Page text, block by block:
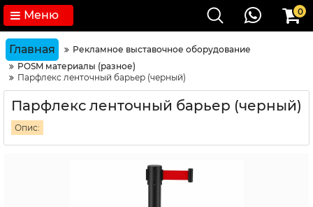
Меню 0
Главная
Рекламное выставочное оборудование
POSM материалы (разное)
Парфлекс ленточный барьер (черный)
Парфлекс ленточный барьер (черный)
Опис: